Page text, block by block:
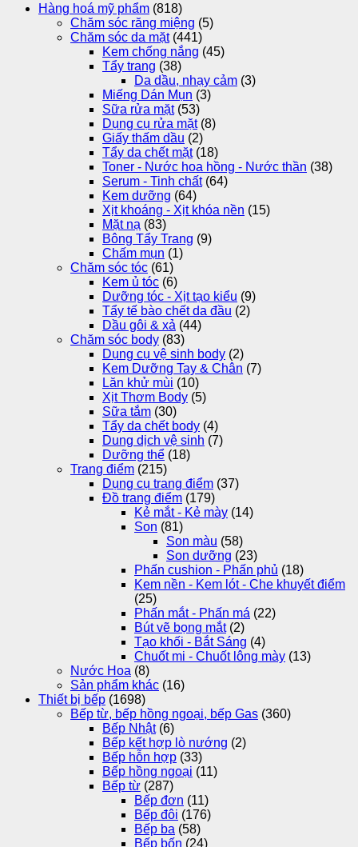
Hàng hoá mỹ phẩm (818)
Chăm sóc răng miệng (5)
Chăm sóc da mặt (441)
Kem chống nắng (45)
Tẩy trang (38)
Da dầu, nhạy cảm (3)
Miếng Dán Mụn (3)
Sữa rửa mặt (53)
Dụng cụ rửa mặt (8)
Giấy thấm dầu (2)
Tẩy da chết mặt (18)
Toner - Nước hoa hồng - Nước thần (38)
Serum - Tinh chất (64)
Kem dưỡng (64)
Xịt khoáng - Xịt khóa nền (15)
Mặt nạ (83)
Bông Tẩy Trang (9)
Chấm mụn (1)
Chăm sóc tóc (61)
Kem ủ tóc (6)
Dưỡng tóc - Xịt tạo kiểu (9)
Tẩy tế bào chết da đầu (2)
Dầu gôi & xả (44)
Chăm sóc body (83)
Dụng cụ vệ sinh body (2)
Kem Dưỡng Tay & Chân (7)
Lăn khử mùi (10)
Xịt Thơm Body (5)
Sữa tắm (30)
Tẩy da chết body (4)
Dung dịch vệ sinh (7)
Dưỡng thể (18)
Trang điểm (215)
Dụng cụ trang điểm (37)
Đồ trang điểm (179)
Kẻ mắt - Kẻ mày (14)
Son (81)
Son màu (58)
Son dưỡng (23)
Phấn cushion - Phấn phủ (18)
Kem nền - Kem lót - Che khuyết điểm
(25)
Phấn mắt - Phấn má (22)
Bút vẽ bọng mắt (2)
Tạo khối - Bắt Sáng (4)
Chuốt mi - Chuốt lông mày (13)
Nước Hoa (8)
Sản phẩm khác (16)
Thiết bị bếp (1698)
Bếp từ, bếp hồng ngoại, bếp Gas (360)
Bếp Nhật (6)
Bếp kết hợp lò nướng (2)
Bếp hỗn hợp (33)
Bếp hồng ngoại (11)
Bếp từ (287)
Bếp đơn (11)
Bếp đôi (176)
Bếp ba (58)
Bếp bốn (24)